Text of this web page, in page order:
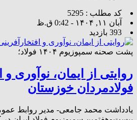
کد مطلب : 5295
آبان ۱۱, ۱۴۰۴ - 0:42 ق.ظ
393 بازدید
پشت صحنه سمپوزیوم ۱۴۰۴ فولاد؛
روایتی از ایمان، نوآوری و
فولادمردان خوزستان
یادداشت محمد جامعی- مدیر روابط